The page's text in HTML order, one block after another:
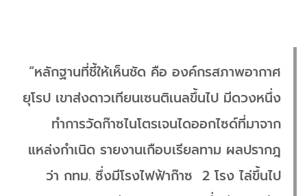
“หลักฐานที่ชี้ให้เห็นชัด คือ องค์กรสภาพอากาศ
ยุโรป เขาส่งดาวเทียนเซนติเนลขึ้นไป มีดวงหนึ่ง
ทำการวัดก๊าซไนโตรเจนไดออกไซด์ที่มาจาก
แหล่งกำเนิด รายงานเกือบเรียลทาม ผลปรากฎ
ว่า กทม. ซึ่งมีโรงไฟฟ้าก๊าซ 2 โรง ไล่ขึ้นไป